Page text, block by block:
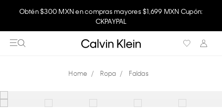
Obtén $300 MXN en compras mayores $1,699 MXN Cupón:
CKPAYPAL
Ropa Faldas